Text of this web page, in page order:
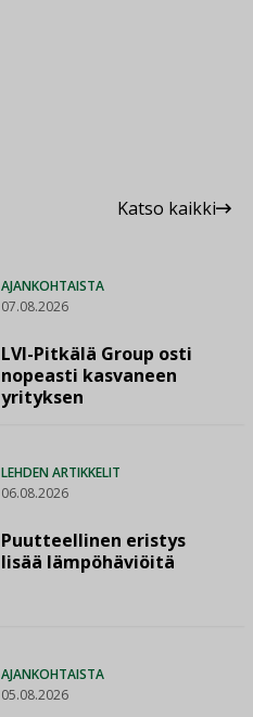
Katso kaikki
AJANKOHTAISTA
07.08.2026
LVI-Pitkälä Group osti
nopeasti kasvaneen
yrityksen
LEHDEN ARTIKKELIT
06.08.2026
Puutteellinen eristys
lisää lämpöhäviöitä
AJANKOHTAISTA
05.08.2026